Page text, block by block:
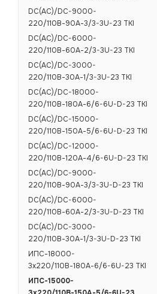
DC(AC)/DC-9000-
220/110В-90А-3/3-3U-23 TKI
DC(AC)/DC-6000-
220/110В-60А-2/3-3U-23 TKI
DC(AC)/DC-3000-
220/110В-30А-1/3-3U-23 TKI
DC(AC)/DC-18000-
220/110В-180А-6/6-6U-D-23 TKI
DC(AC)/DC-15000-
220/110В-150А-5/6-6U-D-23 TKI
DC(AC)/DC-12000-
220/110В-120А-4/6-6U-D-23 TKI
DC(AC)/DC-9000-
220/110В-90А-3/3-3U-D-23 TKI
DC(AC)/DC-6000-
220/110В-60А-2/3-3U-D-23 TKI
DC(AC)/DC-3000-
220/110В-30А-1/3-3U-D-23 TKI
ИПС-18000-
3х220/110В-180А-6/6-6U-23 TKI
ИПС-15000-